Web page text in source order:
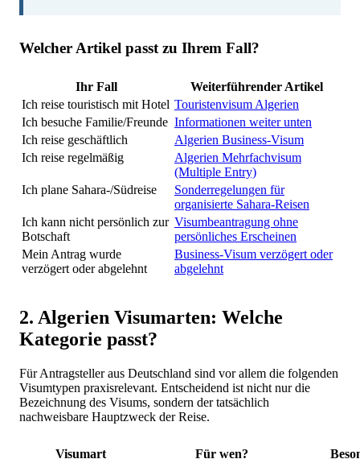
Welcher Artikel passt zu Ihrem Fall?
Ihr Fall
Weiterführender Artikel
Ich reise touristisch mit Hotel Touristenvisum Algerien
Ich besuche Familie/Freunde Informationen weiter unten
Ich reise geschäftlich
Algerien Business-Visum
Ich reise regelmäßig
Algerien Mehrfachvisum
(Multiple Entry)
Ich plane Sahara-/Südreise
Sonderregelungen für
organisierte Sahara-Reisen
Ich kann nicht persönlich zur
Botschaft
Visumbeantragung ohne
persönliches Erscheinen
Mein Antrag wurde
verzögert oder abgelehnt
Business-Visum verzögert oder
abgelehnt
2. Algerien Visumarten: Welche
Kategorie passt?
Für Antragsteller aus Deutschland sind vor allem die folgenden
Visumtypen praxisrelevant. Entscheidend ist nicht nur die
Bezeichnung des Visums, sondern der tatsächlich
nachweisbare Hauptzweck der Reise.
Visumart Für wen?